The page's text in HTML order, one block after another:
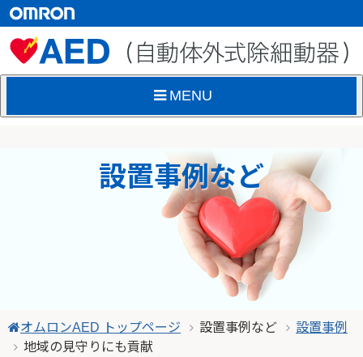
MENU
設置事例など
オムロンAED トップページ 設置事例など
設置事例
地域の見守りにも貢献